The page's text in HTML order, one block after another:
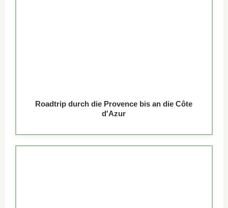
Roadtrip durch die Provence bis an die Côte
d'Azur